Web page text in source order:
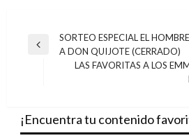
Navegación
Entrada
SORTEO ESPECIAL EL
A DON QUIJOTE (CERRADO)
LAS FAVORITAS A LOS
¡Encuentra tu contenido